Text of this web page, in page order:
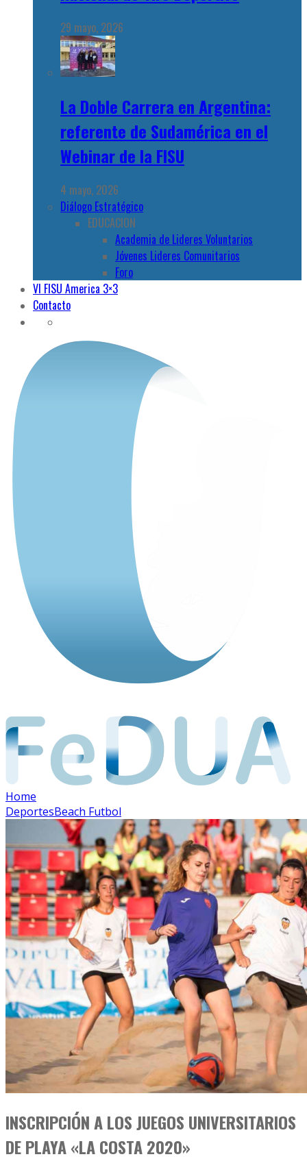
29 mayo, 2026
La Doble Carrera en Argentina:
referente de Sudamérica en el
Webinar de la FISU
4 mayo, 2026
Diálogo Estratégico
EDUCACION
Academia de Lideres Voluntarios
Jóvenes Lideres Comunitarios
Foro
VI FISU America 3×3
Contacto
Home
DeportesBeach Futbol
INSCRIPCIÓN A LOS JUEGOS UNIVERSITARIOS
DE PLAYA «LA COSTA 2020»